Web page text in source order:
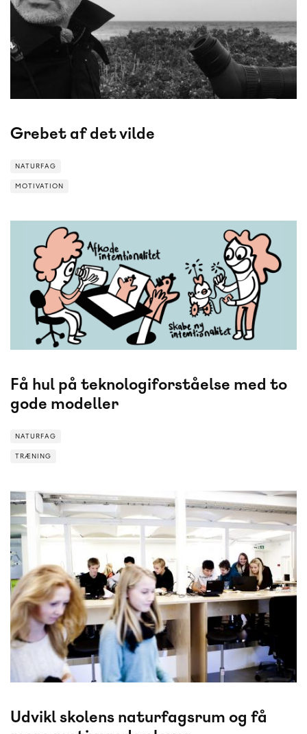
Grebet af det vilde
NATURFAG
MOTIVATION
Få hul på teknologiforståelse med to
gode modeller
NATURFAG
TRÆNING
NATURFAG
Udvikl skolens naturfagsrum og få
NATURFAG